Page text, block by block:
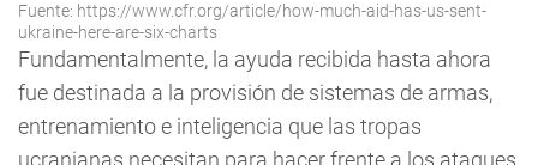
Fuente: https://www.cfr.org/article/how-much-aid-has-us-sent-
ukraine-here-are-six-charts
Fundamentalmente, la ayuda recibida hasta ahora
fue destinada a la provisión de sistemas de armas,
entrenamiento e inteligencia que las tropas
ucranianas necesitan para hacer frente a los ataques